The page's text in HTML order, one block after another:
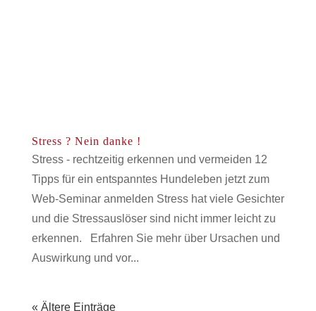
Stress ? Nein danke !
Stress - rechtzeitig erkennen und vermeiden 12
Tipps für ein entspanntes Hundeleben jetzt zum
Web-Seminar anmelden Stress hat viele Gesichter
und die Stressauslöser sind nicht immer leicht zu
erkennen. Erfahren Sie mehr über Ursachen und
Auswirkung und vor...
« Ältere Einträge